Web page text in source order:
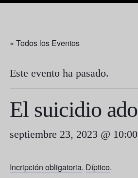
« Todos los Eventos
Este evento ha pasado.
El suicidio
septiembre 23, 2023 @
Incripción obligatoria. Díptico.